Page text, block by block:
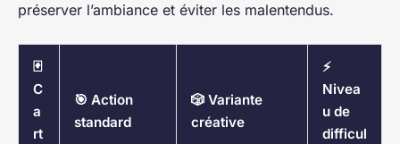
préserver l’ambiance et éviter les malentendus.
🃏
C
a
rt
🎯 Action
standard
🎲 Variante
créative
⚡
Nivea
u de
difficul